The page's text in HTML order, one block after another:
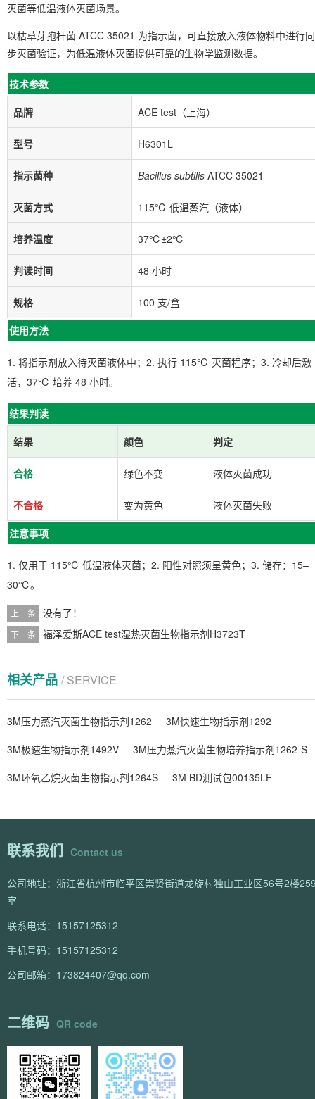
灭菌等低温液体灭菌场景。
以枯草芽孢杆菌 ATCC 35021 为指示菌，可直接放入液体物料中进行同
步灭菌验证，为低温液体灭菌提供可靠的生物学监测数据。
技术参数
品牌
ACE test（上海）
型号 H6301L
指示菌种 Bacillus subtilis ATCC 35021
灭菌方式 115℃ 低温蒸汽（液体）
培养温度 37℃±2℃
判读时间 48 小时
规格
100 支/盒
使用方法
1. 将指示剂放入待灭菌液体中；2. 执行 115℃ 灭菌程序；3. 冷却后激
活，37℃ 培养 48 小时。
结果判读
结果
颜色 判定
合格 绿色不变 液体灭菌成功
不合格 变为黄色
液体灭菌失败
注意事项
1. 仅用于 115℃ 低温液体灭菌；2. 阳性对照须呈黄色；3. 储存：15–
30℃。
上一条 没有了！
下一条 福泽爱斯ACE test湿热灭菌生物指示剂H3723T
相关产品 / SERVICE
3M压力蒸汽灭菌生物指示剂1262
3M快速生物指示剂1292
3M极速生物指示剂1492V
3M压力蒸汽灭菌生物培养指示剂1262-S
3M环氧乙烷灭菌生物指示剂1264S
3M BD测试包00135LF
联系我们 Contact us
公司地址：浙江省杭州市临平区崇贤街道龙旋村独山工业区56号2楼
室
联系电话：15157125312
手机号码：15157125312
公司邮箱：173824407@qq.com
二维码 QR code